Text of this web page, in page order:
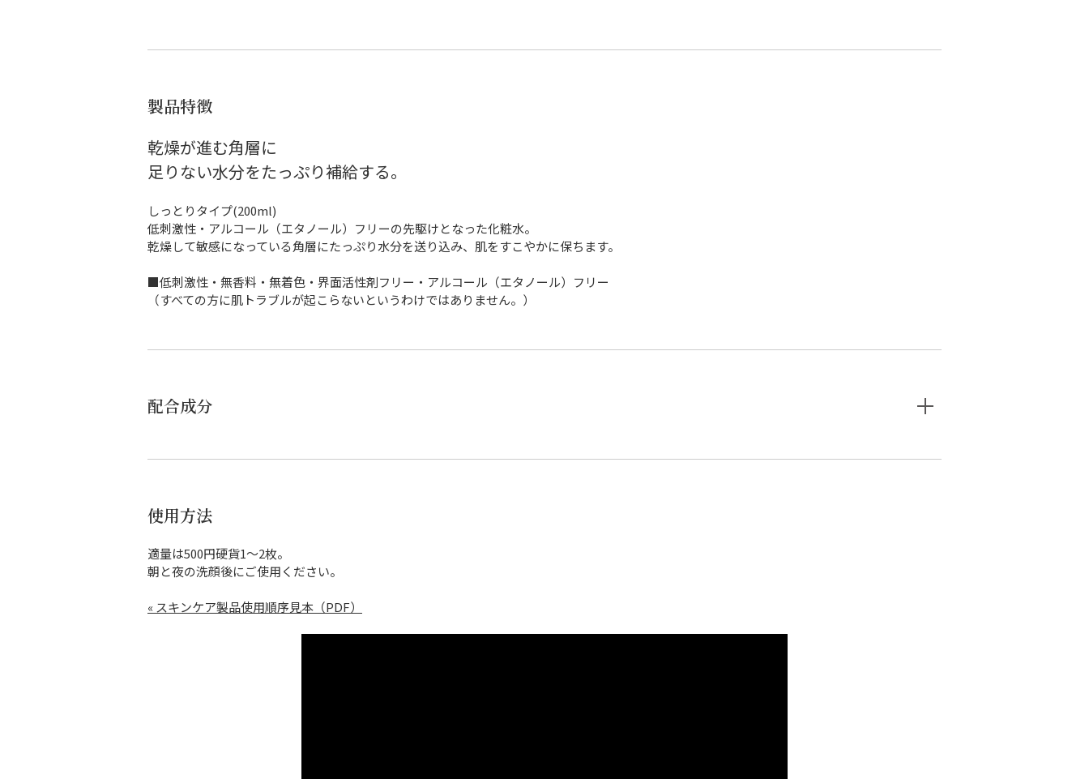
製品特徴
乾燥が進む角層に
足りない水分をたっぷり補給する。
しっとりタイプ(200ml)
低刺激性・アルコール（エタノール）フリーの先駆けとなった化粧水。
乾燥して敏感になっている角層にたっぷり水分を送り込み、肌をすこやかに保ちます。
■低刺激性・無香料・無着色・界面活性剤フリー・アルコール（エタノール）フリー
（すべての方に肌トラブルが起こらないというわけではありません。）
配合成分
使用方法
適量は500円硬貨1～2枚。
朝と夜の洗顔後にご使用ください。
« スキンケア製品使用順序見本（PDF）